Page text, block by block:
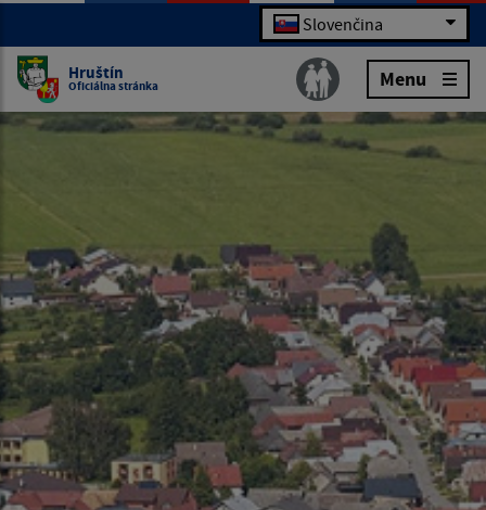
Slovenčina
Hruštín
Oficiálna stránka Menu